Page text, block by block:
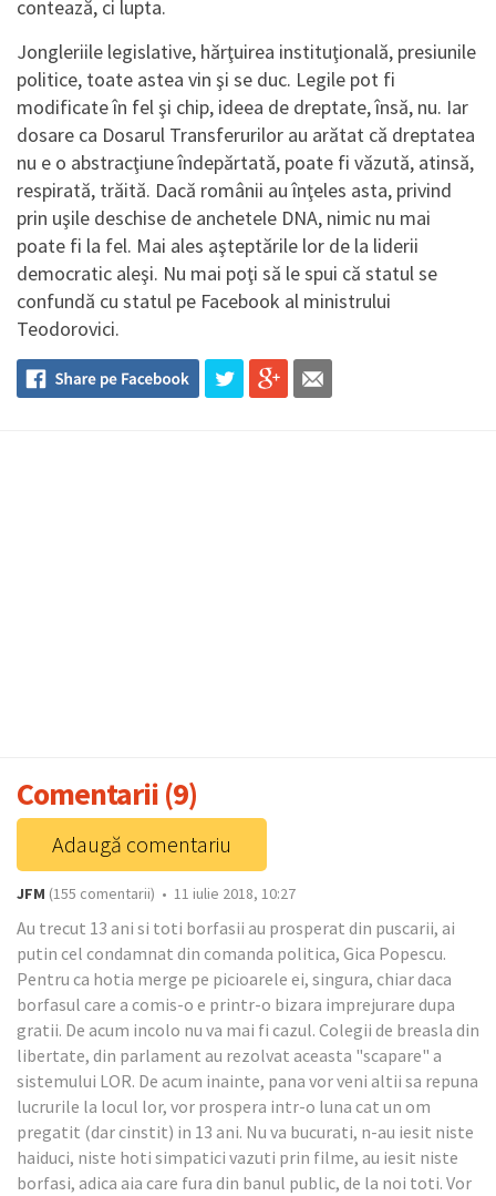
contează, ci lupta.
Jongleriile legislative, hărţuirea instituţională, presiunile
politice, toate astea vin şi se duc. Legile pot fi
modificate în fel şi chip, ideea de dreptate, însă, nu. Iar
dosare ca Dosarul Transferurilor au arătat că dreptatea
nu e o abstracţiune îndepărtată, poate fi văzută, atinsă,
respirată, trăită. Dacă românii au înţeles asta, privind
prin uşile deschise de anchetele DNA, nimic nu mai
poate fi la fel. Mai ales aşteptările lor de la liderii
democratic aleşi. Nu mai poţi să le spui că statul se
confundă cu statul pe Facebook al ministrului
Teodorovici.
Comentarii (9)
Adaugă comentariu
JFM (155 comentarii) • 11 iulie 2018, 10:27
Au trecut 13 ani si toti borfasii au prosperat din puscarii, ai
putin cel condamnat din comanda politica, Gica Popescu.
Pentru ca hotia merge pe picioarele ei, singura, chiar daca
borfasul care a comis-o e printr-o bizara imprejurare dupa
gratii. De acum incolo nu va mai fi cazul. Colegii de breasla din
libertate, din parlament au rezolvat aceasta "scapare" a
sistemului LOR. De acum inainte, pana vor veni altii sa repuna
lucrurile la locul lor, vor prospera intr-o luna cat un om
pregatit (dar cinstit) in 13 ani. Nu va bucurati, n-au iesit niste
haiduci, niste hoti simpatici vazuti prin filme, au iesit niste
borfasi, adica aia care fura din banul public, de la noi toti. Vor